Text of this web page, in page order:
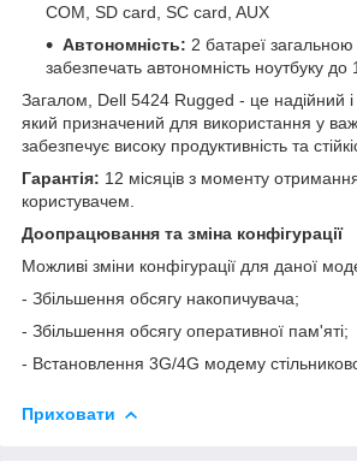
COM, SD card, SC card, AUX
Автономність: 2 батареї
забезпечать автономність ноутбуку до
Загалом, Dell 5424 Rugged - це надійний і
який призначений для використання у
забезпечує високу продуктивність та
Гарантія: 12 місяців з моменту
користувачем.
Доопрацювання та зміна конфігурації
Можливі зміни конфігурації для даної
- Збільшення обсягу накопичувача;
- Збільшення обсягу оперативної пам'яті;
- Встановлення 3G/4G модему
Приховати